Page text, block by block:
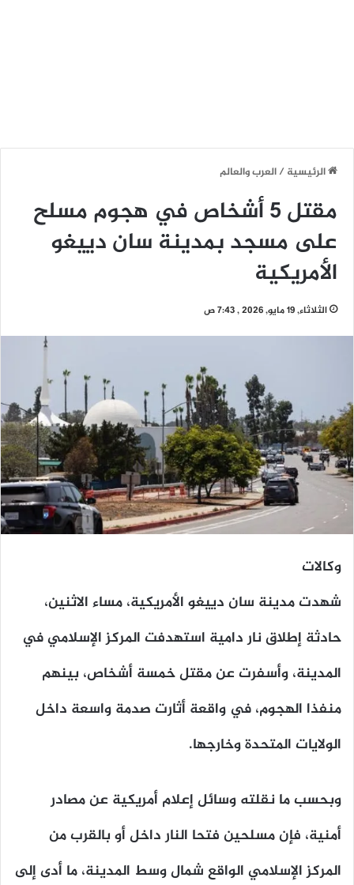
الرئيسية/العرب والعالم
مقتل 5 أشخاص في هجوم مسلح
على مسجد بمدينة سان دييغو
الأمريكية
الثلاثاء, 19 مايو, 2026 , 7:43 ص
وكالات
شهدت مدينة سان دييغو الأمريكية، مساء الاثنين،
حادثة إطلاق نار دامية استهدفت المركز الإسلامي في
المدينة، وأسفرت عن مقتل خمسة أشخاص، بينهم
منفذا الهجوم، في واقعة أثارت صدمة واسعة داخل
الولايات المتحدة وخارجها.
وبحسب ما نقلته وسائل إعلام أمريكية عن مصادر
أمنية، فإن مسلحين فتحا النار داخل أو بالقرب من
المركز الإسلامي الواقع شمال وسط المدينة، ما أدى إلى